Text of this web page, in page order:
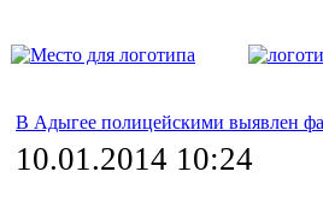
В Адыгее полицейскими выявлен
10.01.2014 10:24